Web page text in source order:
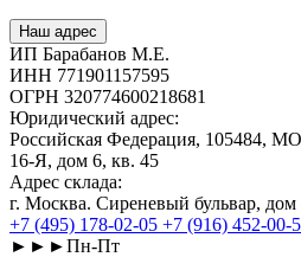
Наш адрес
ИП Барабанов М.Е.
ИНН 771901157595
ОГРН 320774600218681
Юридический адрес:
Российская Федерация,
16-Я, дом 6, кв. 45
Адрес склада:
г. Москва. Сиреневый бульвар, дом
+7 (495) 178-02-05 +7 (916) 452-00-
►►►Пн-Пт